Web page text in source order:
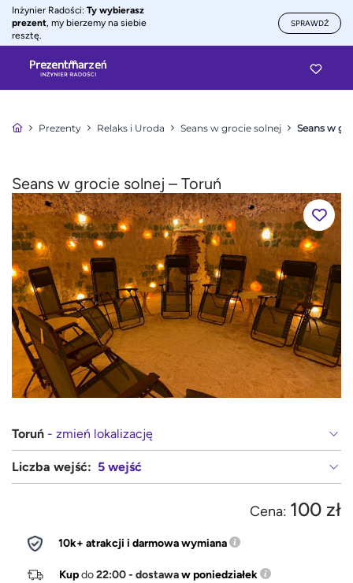
Inżynier Radości: Ty wybierasz
prezent, my bierzemy na siebie
resztę.
SPRAWDŹ
Prezenty Relaks i Uroda Seans w grocie solnej Seans w
Seans w grocie solnej – Toruń
Toruń - zmień lokalizację
Liczba wejść: 5 wejść
Cena: 100 zł
10k+ atrakcji i darmowa wymiana
Kupdo22:00 - dostawaw poniedziałek